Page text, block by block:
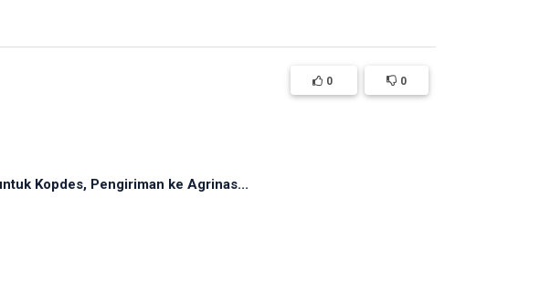
0 0
Kopdes, Pengiriman ke Agrinas...